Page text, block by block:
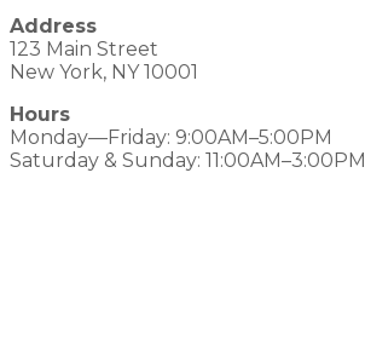
Address
123 Main Street
New York, NY 10001
Hours
Monday—Friday: 9:00AM–5:00PM
Saturday & Sunday: 11:00AM–3:00PM